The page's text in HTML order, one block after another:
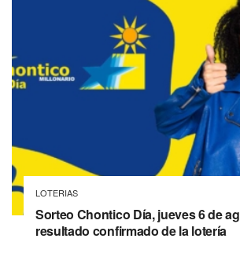
LOTERIAS
Sorteo Chontico Día, jueves 6 de
resultado confirmado de la lotería